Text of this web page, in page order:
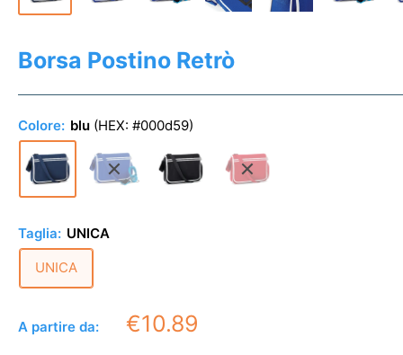
Borsa Postino Retrò
Colore: blu (HEX: #000d59)
Taglia: UNICA
UNICA
A partire da: €10.89